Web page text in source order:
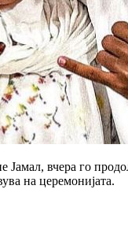
вчера го
на церемонијата.